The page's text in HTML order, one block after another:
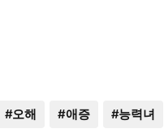
#오해 #애증 #능력녀